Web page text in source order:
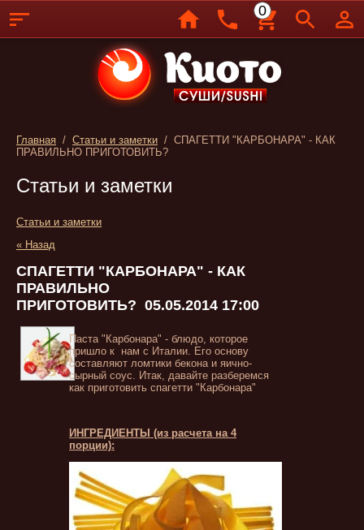
Главная / Статьи и заметки / СПАГЕТТИ "КАРБОНАРА" - КАК
ПРАВИЛЬНО ПРИГОТОВИТЬ?
Статьи и заметки
Статьи и заметки
« Назад
СПАГЕТТИ "КАРБОНАРА" - КАК
ПРАВИЛЬНО
ПРИГОТОВИТЬ? 05.05.2014 17:00
Паста "Карбонара" - блюдо, которое
пришло к нам с Италии. Его основу
составляют ломтики бекона и яично-
сырный соус. Итак, давайте разберемся
как приготовить спагетти "Карбонара"
ИНГРЕДИЕНТЫ (из расчета на 4
порции):
0